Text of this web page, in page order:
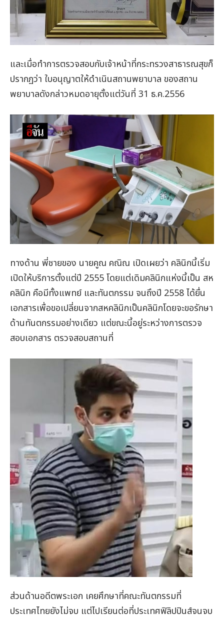
และเมื่อทำการตรวจสอบกับเจ้าหน้าที่กระทรวงสาธารณสุขก็
ปรากฏว่า ใบอนุญาตให้ดำเนินสถานพยาบาล ของสถาน
พยาบาลดังกล่าวหมดอายุตั้งแต่วันที่ 31 ธ.ค.2556
ทางด้าน พี่ชายของ นายคูณ คณิณ เปิดเผยว่า คลินิกนี้เริ่ม
เปิดให้บริการตั้งแต่ปี 2555 โดยแต่เดิมคลินิกแห่งนี้เป็น สห
คลินิก คือมีทั้งแพทย์ และทันตกรรม จนถึงปี 2558 ได้ยื่น
เอกสารเพื่อขอเปลี่ยนจากสหคลินิกเป็นคลินิกโดยจะขอรักษา
ด้านทันตกรรมอย่างเดียว แต่ขณะนี้อยู่ระหว่างการตรวจ
สอบเอกสาร ตรวจสอบสถานที่
ส่วนด้านอดีตพระเอก เคยศึกษาที่คณะทันตกรรมที่
ประเทศไทยยังไม่จบ แต่ไปเรียนต่อที่ประเทศฟิลิปปินส์จนจบ